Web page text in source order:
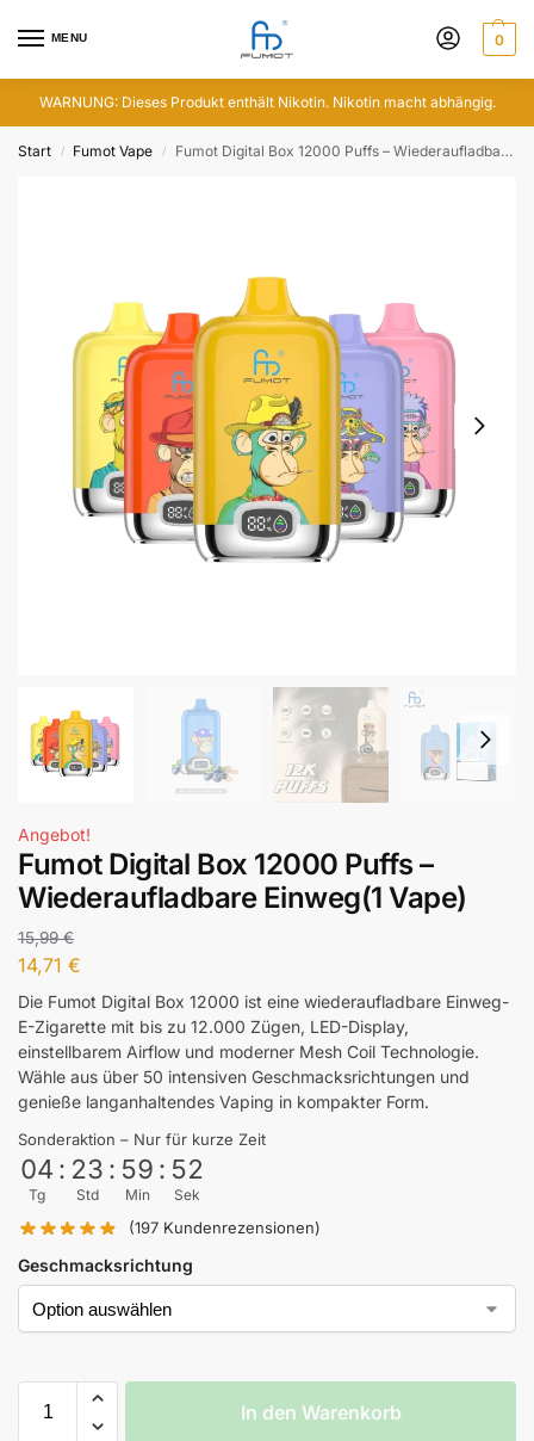
MENU 0
WARNUNG: Dieses Produkt enthält Nikotin. Nikotin macht abhängig.
Start / Fumot Vape / Fumot Digital Box 12000 Puffs – Wiederaufladbare Einweg(1 Vape)
Angebot!
Fumot Digital Box 12000 Puffs –
Wiederaufladbare Einweg(1 Vape)
15,99€
14,71 €
Die Fumot Digital Box 12000 ist eine wiederaufladbare Einweg-
E-Zigarette mit bis zu 12.000 Zügen, LED-Display,
einstellbarem Airflow und moderner Mesh Coil Technologie.
Wähle aus über 50 intensiven Geschmacksrichtungen und
genieße langanhaltendes Vaping in kompakter Form.
Sonderaktion – Nur für kurze Zeit
04
Tg
: 23
Std
: 59
Min
: 52
Sek
(197 Kundenrezensionen)
Geschmacksrichtung
In den Warenkorb